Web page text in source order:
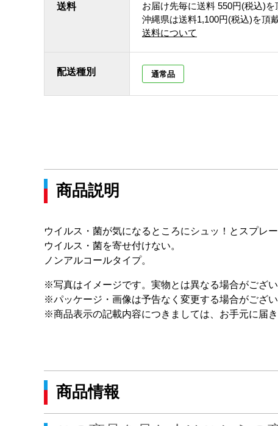
送料 お届け先毎に送料 550円(税込)を
沖縄県は送料1,100円(税込)を頂
送料について
配送種別 通常品
商品説明
ウイルス・菌が気になるところにシュッ！とスプレー
ウイルス・菌を寄せ付けない。
ノンアルコールタイプ。
※写真はイメージです。実物とは異なる場合がござい
※パッケージ・画像は予告なく変更する場合がござい
※商品表示の記載内容につきましては、お手元に届
商品情報